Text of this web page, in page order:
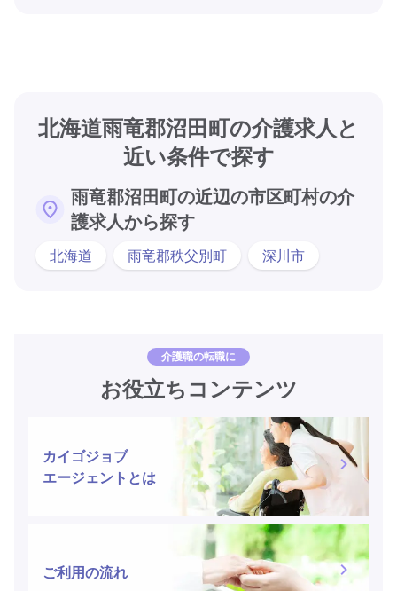
北海道雨竜郡沼田町の介護求人と
近い条件で探す
雨竜郡沼田町の近辺の市区町村の介
護求人から探す
北海道 雨竜郡秩父別町 深川市
介護職の転職に
お役立ちコンテンツ
カイゴジョブ
エージェントとは
ご利用の流れ